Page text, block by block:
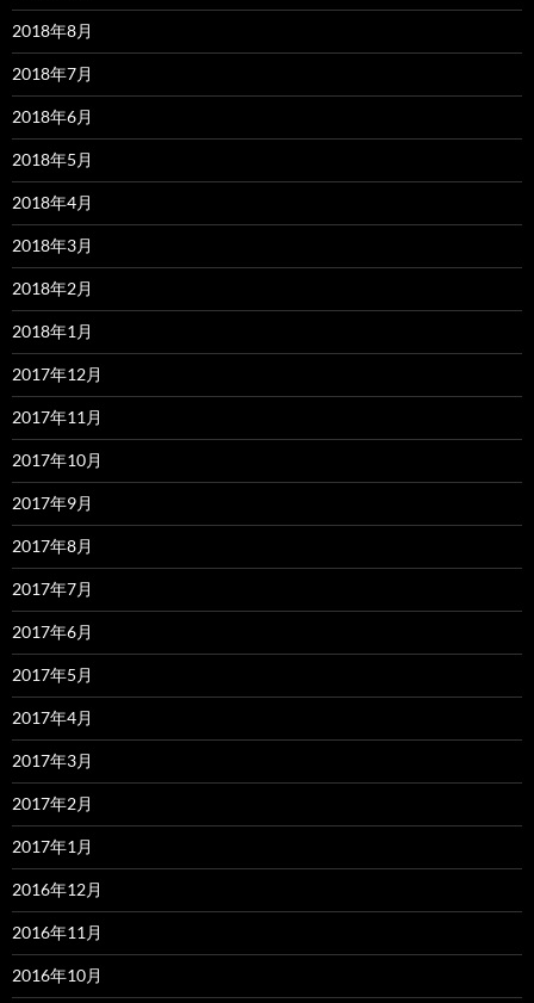
2018年8月
2018年7月
2018年6月
2018年5月
2018年4月
2018年3月
2018年2月
2018年1月
2017年12月
2017年11月
2017年10月
2017年9月
2017年8月
2017年7月
2017年6月
2017年5月
2017年4月
2017年3月
2017年2月
2017年1月
2016年12月
2016年11月
2016年10月